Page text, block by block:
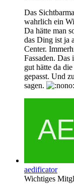
Das
wahrlich ein
Da hätte man
das Ding ist ja
Center.
Fassaden.
gut hätte da
gepasst. Und
sagen.
aedificator
Wichtiges